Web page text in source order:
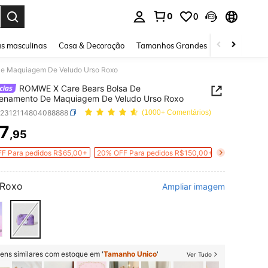
0 0
masculinas Casa & Decoração Tamanhos Grandes Joias e
Maquiagem De Veludo Urso Roxo
ROMWE X Care Bears Bolsa De
De Maquiagem De Veludo Urso Roxo
(1000+ Comentários)
AND AVAILABILITY
,95
Para pedidos R$65,00+ 20% OFF Para pedidos R$150,00+
Roxo Ampliar imagem
similares com estoque em 'Tamanho Único' Ver Tudo